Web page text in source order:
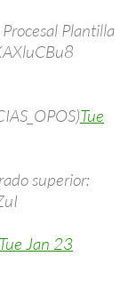
Procesal Plantilla
Tue
superior:
Tue Jan 23